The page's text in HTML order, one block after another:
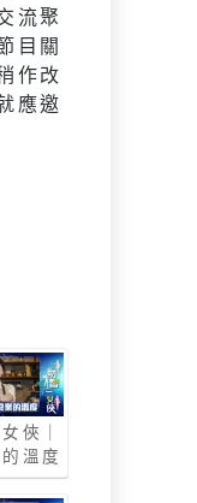
流聚
目關
作改
應邀
俠｜
溫度